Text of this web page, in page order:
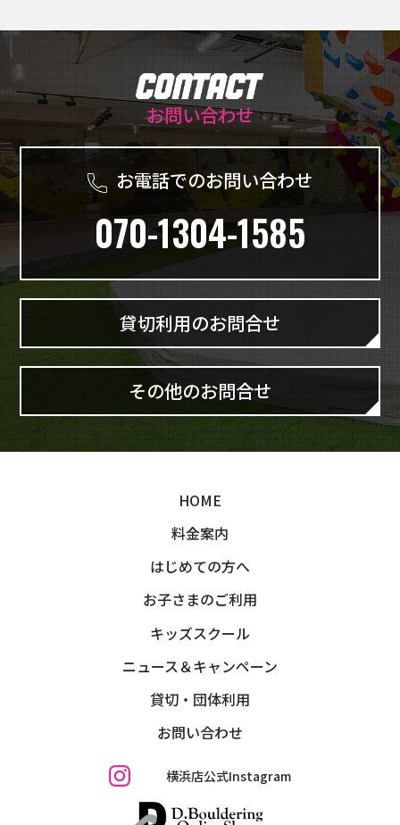
お問い合わせ
お電話でのお問い合わせ
070-1304-1585
貸切利用のお問合せ
その他のお問合せ
HOME
料金案内
はじめての方へ
お子さまのご利用
キッズスクール
ニュース＆キャンペーン
貸切・団体利用
お問い合わせ
横浜店公式Instagram